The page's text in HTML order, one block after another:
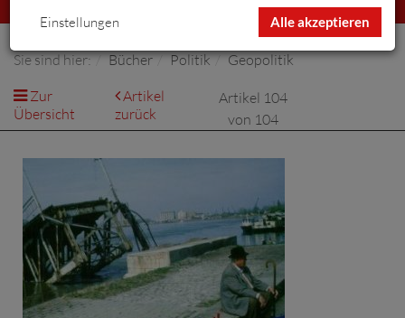
umschalten
Sie sind hier: Bücher Politik
Geopolitik
Zur
Übersicht
Artikel
zurück
Artikel 104
von 104
Alle akzeptieren
Einstellungen